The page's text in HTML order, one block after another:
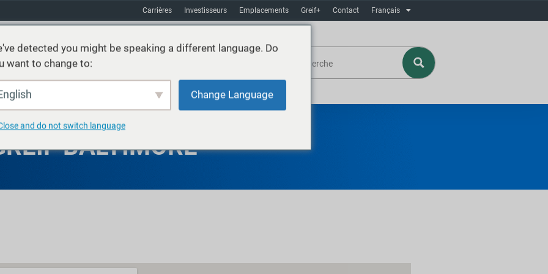
Carrières Investisseurs Emplacements Greif+ Contact Français
Durabilité
BALTIMORE
detected you might be speaking a different language. Do
want to change to:
Change Language
and do not switch language